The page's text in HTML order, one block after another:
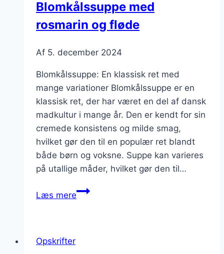
Blomkålssuppe med
rosmarin og fløde
Af 5. december 2024
Blomkålssuppe: En klassisk ret med
mange variationer Blomkålssuppe er en
klassisk ret, der har været en del af dansk
madkultur i mange år. Den er kendt for sin
cremede konsistens og milde smag,
hvilket gør den til en populær ret blandt
både børn og voksne. Suppe kan varieres
på utallige måder, hvilket gør den til…
Læs mereBlomkålssuppe
Opskrifter